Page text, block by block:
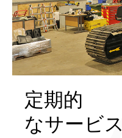
定期的
なサービス